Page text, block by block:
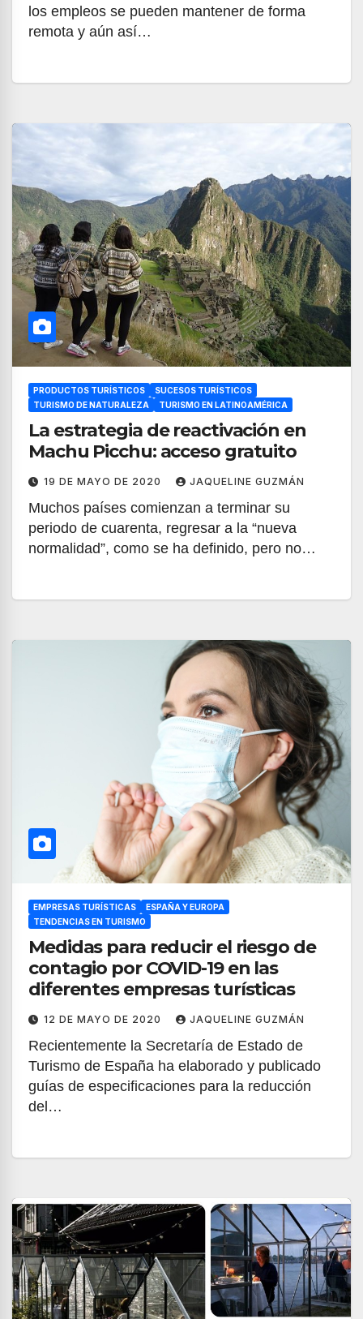
los empleos se pueden mantener de forma
remota y aún así…
PRODUCTOS TURÍSTICOS
SUCESOS TURÍSTICOS
TURISMO DE NATURALEZA
TURISMO EN LATINOAMÉRICA
La estrategia de reactivación en
Machu Picchu: acceso gratuito
19 DE MAYO DE 2020 JAQUELINE GUZMÁN
Muchos países comienzan a terminar su
periodo de cuarenta, regresar a la “nueva
normalidad”, como se ha definido, pero no…
EMPRESAS TURÍSTICAS
ESPAÑA Y EUROPA
TENDENCIAS EN TURISMO
Medidas para reducir el riesgo de
contagio por COVID-19 en las
diferentes empresas turísticas
12 DE MAYO DE 2020 JAQUELINE GUZMÁN
Recientemente la Secretaría de Estado de
Turismo de España ha elaborado y publicado
guías de especificaciones para la reducción
del…